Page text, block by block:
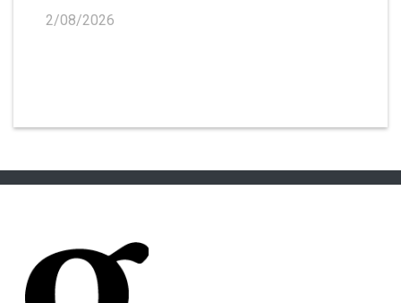
2/08/2026